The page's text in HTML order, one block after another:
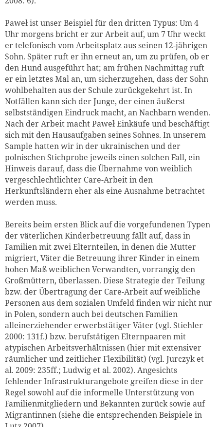
Paweł ist unser Beispiel für den dritten Typus: Um 4
Uhr morgens bricht er zur Arbeit auf, um 7 Uhr weckt
er telefonisch vom Arbeitsplatz aus seinen 12-jährigen
Sohn. Später ruft er ihn erneut an, um zu prüfen, ob er
den Hund ausgeführt hat; am frühen Nachmittag ruft
er ein letztes Mal an, um sicherzugehen, dass der Sohn
wohlbehalten aus der Schule zurückgekehrt ist. In
Notfällen kann sich der Junge, der einen äußerst
selbstständigen Eindruck macht, an Nachbarn wenden.
Nach der Arbeit macht Paweł Einkäufe und beschäftigt
sich mit den Hausaufgaben seines Sohnes. In unserem
Sample hatten wir in der ukrainischen und der
polnischen Stichprobe jeweils einen solchen Fall, ein
Hinweis darauf, dass die Übernahme von weiblich
vergeschlechtlichter Care-Arbeit in den
Herkunftsländern eher als eine Ausnahme betrachtet
werden muss.
Bereits beim ersten Blick auf die vorgefundenen Typen
der väterlichen Kinderbetreuung fällt auf, dass in
Familien mit zwei Elternteilen, in denen die Mutter
migriert, Väter die Betreuung ihrer Kinder in einem
hohen Maß weiblichen Verwandten, vorrangig den
Großmüttern, überlassen. Diese Strategie der Teilung
bzw. der Übertragung der Care-Arbeit auf weibliche
Personen aus dem sozialen Umfeld finden wir nicht nur
in Polen, sondern auch bei deutschen Familien
alleinerziehender erwerbstätiger Väter (vgl. Stiehler
2000: 131f.) bzw. berufstätigen Elternpaaren mit
atypischen Arbeitsverhältnissen (hier mit extensiver
räumlicher und zeitlicher Flexibilität) (vgl. Jurczyk et
al. 2009: 235ff.; Ludwig et al. 2002). Angesichts
fehlender Infrastrukturangebote greifen diese in der
Regel sowohl auf die informelle Unterstützung von
Familienmitgliedern und Bekannten zurück sowie auf
Migrantinnen (siehe die entsprechenden Beispiele in